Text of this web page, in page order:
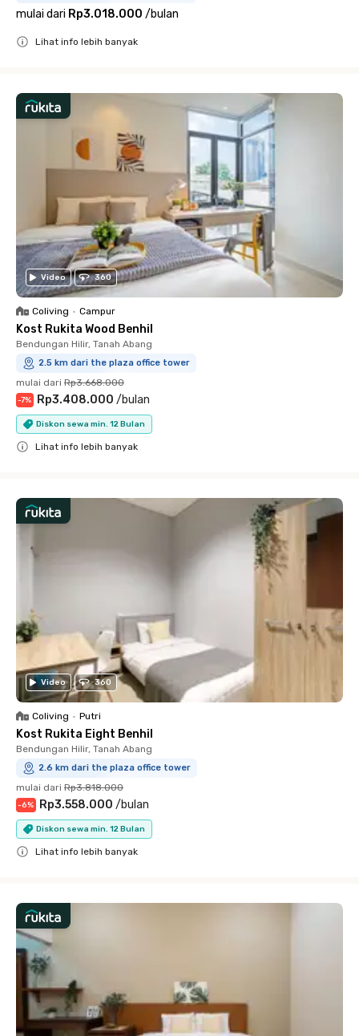
mulai dari Rp3.018.000 /bulan
Lihat info lebih banyak
Video 360
Coliving • Campur
Kost Rukita Wood Benhil
Bendungan Hilir, Tanah Abang
2.5 km dari the plaza office tower
mulai dari Rp3.668.000
-7% Rp3.408.000 /bulan
Diskon sewa min. 12 Bulan
Lihat info lebih banyak
Video 360
Coliving • Putri
Kost Rukita Eight Benhil
Bendungan Hilir, Tanah Abang
2.6 km dari the plaza office tower
mulai dari Rp3.818.000
-6% Rp3.558.000 /bulan
Diskon sewa min. 12 Bulan
Lihat info lebih banyak